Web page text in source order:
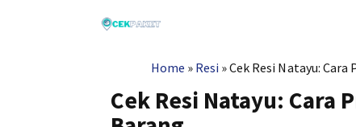
Home » Resi »Cek Resi Natayu:
Cek Resi Natayu: Cara